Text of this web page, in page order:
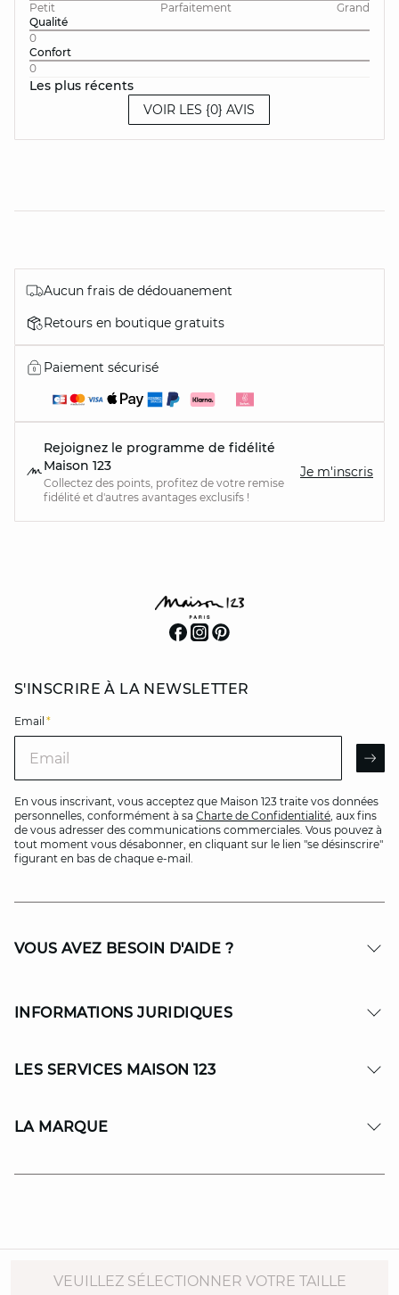
VEUILLEZ SÉLECTIONNER VOTRE TAILLE
Petit
Parfaitement
Grand
Qualité
0
Confort
0
Les plus récents
VOIR LES {0} AVIS
Aucun frais de dédouanement
Retours en boutique gratuits
Paiement sécurisé
Rejoignez le programme de fidélité
Maison 123
Collectez des points, profitez de votre remise
fidélité et d'autres avantages exclusifs !
Je m'inscris
S'INSCRIRE À LA NEWSLETTER
Email *
En vous inscrivant, vous acceptez que Maison 123 traite vos données
personnelles, conformément à sa Charte de Confidentialité, aux fins
de vous adresser des communications commerciales. Vous pouvez à
tout moment vous désabonner, en cliquant sur le lien "se désinscrire"
figurant en bas de chaque e-mail.
VOUS AVEZ BESOIN D'AIDE ?
INFORMATIONS JURIDIQUES
LES SERVICES MAISON 123
LA MARQUE
© Copyright 2026 MAISON 123. All Rights reserved.